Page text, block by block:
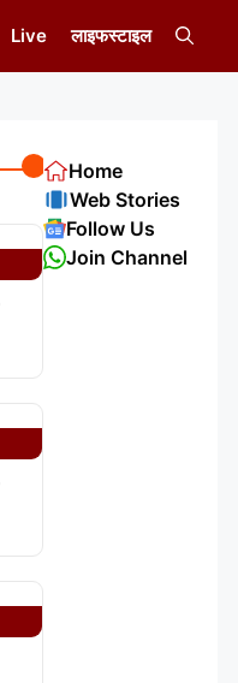
Live लाइफस्टाइल
Home
Web Stories
Follow Us
Join Channel